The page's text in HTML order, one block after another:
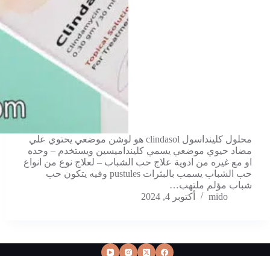
محلول كلينداسول clindasol هو لوشن موضعي يحتوي علي
مضاد حيوي موضعي يسمي كلينداميسين ويستخدم – وحده
او مع غيره من ادوية علاج حب الشباب – لعلاج نوع من انواع
حب الشباب يسمب بالبثرات pustules وفيه يتكون حب
شباب مؤلم ملتهب…
mido
أكتوبر 4, 2024